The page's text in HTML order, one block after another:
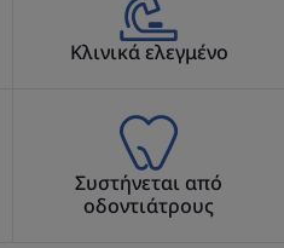
Κλινικά ελεγμένο
Συστήνεται από
οδοντιάτρους